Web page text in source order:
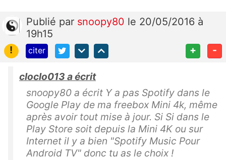
Publié par snoopy80 le 20/05/2016 à
19h15
!
citer + -
cloclo013 a écrit
snoopy80 a écrit Y a pas Spotify dans le
Google Play de ma freebox Mini 4k, même
après avoir tout mise à jour. Si Si dans le
Play Store soit depuis la Mini 4K ou sur
Internet il y a bien "Spotify Music Pour
Android TV" donc tu as le choix !